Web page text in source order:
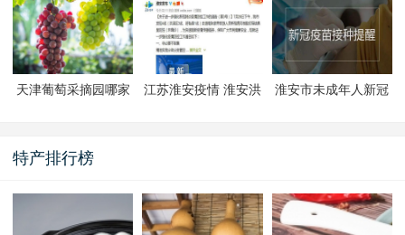
复开放
天津葡萄采摘园哪家
江苏淮安疫情 淮安洪
淮安市未成年人新冠
特产排行榜